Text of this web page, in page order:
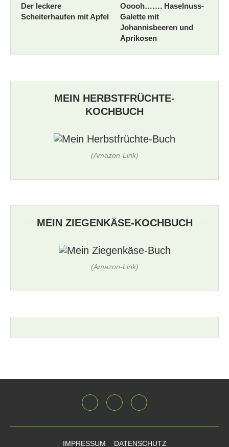
Der leckere
Scheiterhaufen mit Apfel
Ooooh……. Haselnuss-
Galette mit
Johannisbeeren und
Aprikosen
MEIN HERBSTFRÜCHTE-
KOCHBUCH
(Amazon-Link)
MEIN ZIEGENKÄSE-KOCHBUCH
(Amazon-Link)
IMPRESSUM DATENSCHUTZ